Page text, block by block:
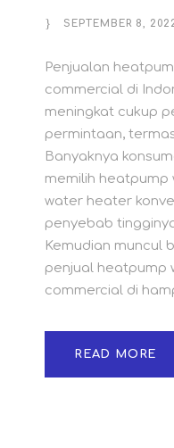
SEPTEMBER 8,
Penjualan
commercial di
meningkat cukup
permintaan,
Banyaknya
memilih
water heater
penyebab
Kemudian muncul
penjual heatpump
commercial di
READ MORE